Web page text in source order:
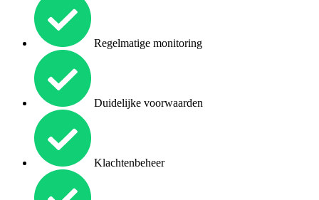
Regelmatige monitoring
Duidelijke voorwaarden
Klachtenbeheer